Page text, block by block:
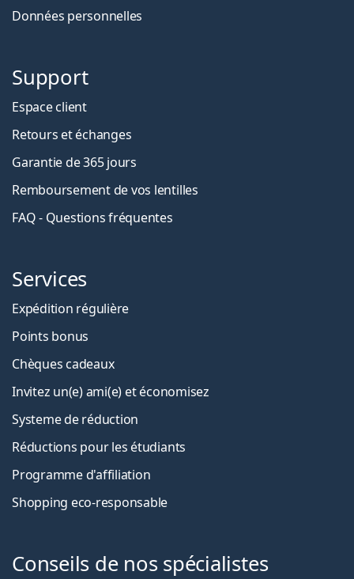
Données personnelles
Support
Espace client
Retours et échanges
Garantie de 365 jours
Remboursement de vos lentilles
FAQ - Questions fréquentes
Services
Expédition régulière
Points bonus
Chèques cadeaux
Invitez un(e) ami(e) et économisez
Systeme de réduction
Réductions pour les étudiants
Programme d'affiliation
Shopping eco-responsable
Conseils de nos spécialistes